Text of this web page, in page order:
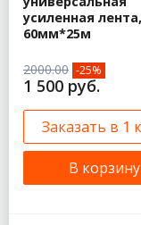
усиленная лента,
60мм*25м
2000.00 -25%
1 500 руб.
Заказать в 1
В корзину